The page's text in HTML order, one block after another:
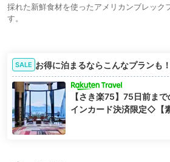
採れた新鮮食材を使ったアメリカンブレック
す。
SALE お得に泊まるならこんなプランも！
【さき楽75】75日前ま
インカード決済限定◇【